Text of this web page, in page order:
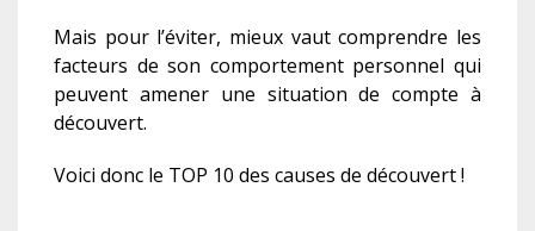
Mais pour l’éviter, mieux vaut comprendre les
facteurs de son comportement personnel qui
peuvent amener une situation de compte à
découvert.
Voici donc le TOP 10 des causes de découvert !